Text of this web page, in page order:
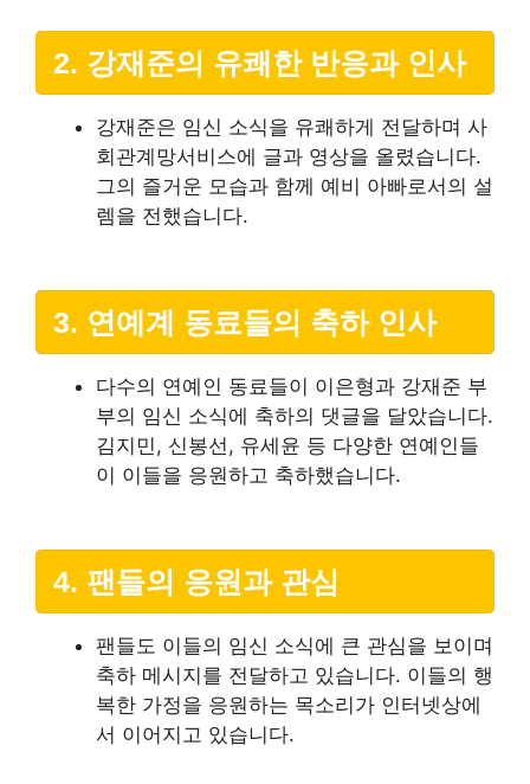
2. 강재준의 유쾌한 반응과 인사
강재준은 임신 소식을 유쾌하게 전달하며 사
회관계망서비스에 글과 영상을 올렸습니다.
그의 즐거운 모습과 함께 예비 아빠로서의 설
렘을 전했습니다.
3. 연예계 동료들의 축하 인사
다수의 연예인 동료들이 이은형과 강재준 부
부의 임신 소식에 축하의 댓글을 달았습니다.
김지민, 신봉선, 유세윤 등 다양한 연예인들
이 이들을 응원하고 축하했습니다.
4. 팬들의 응원과 관심
팬들도 이들의 임신 소식에 큰 관심을 보이며
축하 메시지를 전달하고 있습니다. 이들의 행
복한 가정을 응원하는 목소리가 인터넷상에
서 이어지고 있습니다.